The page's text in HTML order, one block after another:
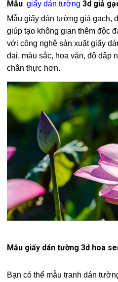
Mẫu giấy dán tường 3d giả
Mẫu giấy dán tường giả gạch,
giúp tạo không gian thêm độc
với công nghệ sản xuất giấy
đại, màu sắc, hoa văn, độ dập
chân thực hơn.
Mẫu giấy dán tường 3d hoa
Bạn có thể mẫu tranh dán